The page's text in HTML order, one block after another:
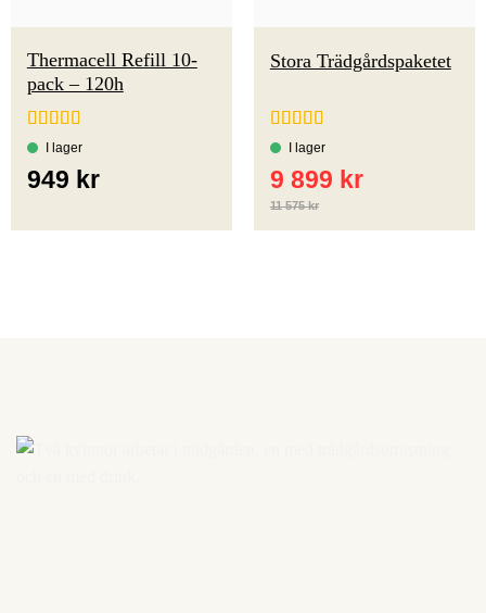
Thermacell Refill 10-
pack – 120h
Betygsatt
Stora Trädgårdspaketet
Betygsatt